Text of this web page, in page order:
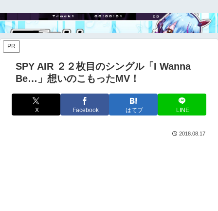
PR
SPY AIR ２２枚目のシングル「I Wanna
Be…」想いのこもったMV！
X Facebook はてブ LINE
2018.08.17